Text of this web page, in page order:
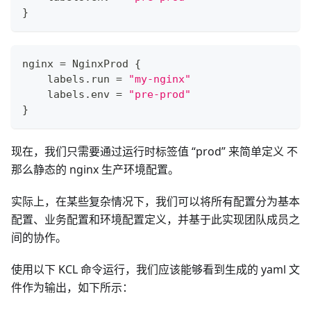
}
nginx = NginxProd {
    labels
. run =
"my-nginx"
    labels
. env =
"pre-prod"
}
现在，我们只需要通过运行时标签值 “prod” 来简单定义 不
那么静态的 nginx 生产环境配置。
实际上，在某些复杂情况下，我们可以将所有配置分为基本
配置、业务配置和环境配置定义，并基于此实现团队成员之
间的协作。
使用以下 KCL 命令运行，我们应该能够看到生成的 yaml 文
件作为输出，如下所示：